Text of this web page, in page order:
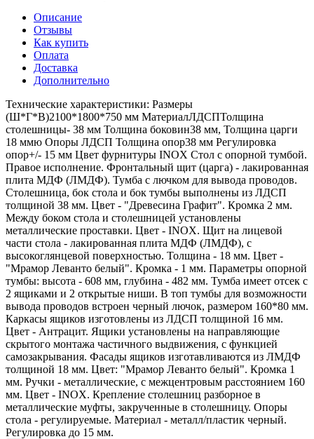
Описание
Отзывы
Как купить
Оплата
Доставка
Дополнительно
Технические характеристики: Размеры
(Ш*Г*В)2100*1800*750 мм МатериалЛДСПТолщина
столешницы- 38 мм Толщина боковин38 мм, Толщина царги
18 ммю Опоры ЛДСП Толщина опор38 мм Регулировка
опор+/- 15 мм Цвет фурнитуры INOX Стол с опорной тумбой.
Правое исполнение. Фронтальный щит (царга) - лакированная
плита МДФ (ЛМДФ). Тумба с лючком для вывода проводов.
Столешница, бок стола и бок тумбы выполнены из ЛДСП
толщиной 38 мм. Цвет - "Древесина Графит". Кромка 2 мм.
Между боком стола и столешницей установлены
металлические проставки. Цвет - INOX. Щит на лицевой
части стола - лакированная плита МДФ (ЛМДФ), с
высокоглянцевой поверхностью. Толщина - 18 мм. Цвет -
"Мрамор Леванто белый". Кромка - 1 мм. Параметры опорной
тумбы: высота - 608 мм, глубина - 482 мм. Тумба имеет отсек с
2 ящиками и 2 открытые ниши. В топ тумбы для возможности
вывода проводов встроен черный лючок, размером 160*80 мм.
Каркасы ящиков изготовлены из ЛДСП толщиной 16 мм.
Цвет - Антрацит. Ящики установлены на направляющие
скрытого монтажа частичного выдвижения, с функцией
самозакрывания. Фасады ящиков изготавливаются из ЛМДФ
толщиной 18 мм. Цвет: "Мрамор Леванто белый". Кромка 1
мм. Ручки - металлические, с межцентровым расстоянием 160
мм. Цвет - INOX. Крепление столешниц разборное в
металлические муфты, закрученные в столешницу. Опоры
стола - регулируемые. Материал - металл/пластик черный.
Регулировка до 15 мм.